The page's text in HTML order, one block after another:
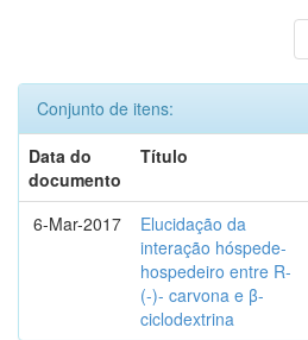
Conjunto de itens:
Data do
documento
Título
6-Mar-2017
Elucidação da
interação hóspede-
hospedeiro entre R-
(-)- carvona e β-
ciclodextrina